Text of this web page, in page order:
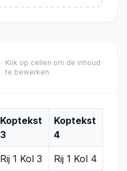
Klik op cellen om de inhoud
te bewerken
Koptekst
3
Koptekst
4
Rij 1 Kol 3 Rij 1 Kol 4